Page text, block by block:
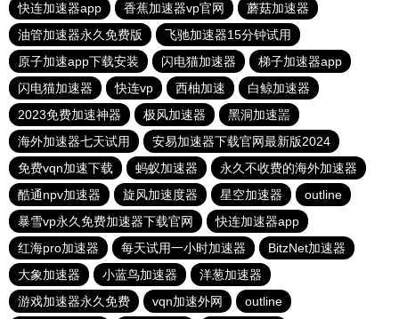
快连加速器app
香蕉加速器vp官网
蘑菇加速器
油管加速器永久免费版
飞驰加速器15分钟试用
原子加速app下载安装
闪电猫加速器
梯子加速器app
闪电猫加速器
快连vp 西柚加速
白鲸加速器
2023免费加速神器
极风加速器
黑洞加速噐
海外加速器七天试用
安易加速器下载官网最新版2024
免费vqn加速下载
蚂蚁加速器
永久不收费的海外加速器
酷通npv加速器
旋风加速度器 星空加速器
outline
暴雪vp永久免费加速器下载官网
快连加速器app
红海pro加速器
每天试用一小时加速器
BitzNet加速器
大象加速器
小蓝鸟加速器
洋葱加速器
游戏加速器永久免费
vqn加速外网 outline